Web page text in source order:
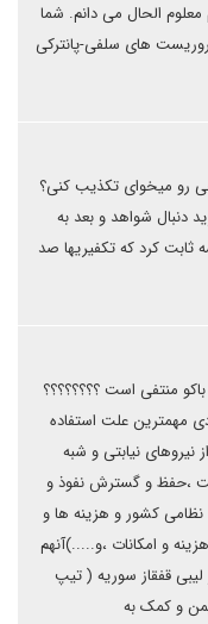
الحال می دانم. شما
های سلفی-پانترکی
رو میخوای تکذیب کنی؟
دنبال شواهد و بعد به
ثابت کرد که تکفیریها صد
منتفی است ؟؟؟؟؟؟؟؟
مهمترین علت استفاده
نیروهای نیابتی و شبه
،حفظ و گسترش نفوذ و
نظامی کشور و هزینه ها و
و امکانات ،و.....)آنهم
قفقاز سوریه ( تیپ
و کمک به